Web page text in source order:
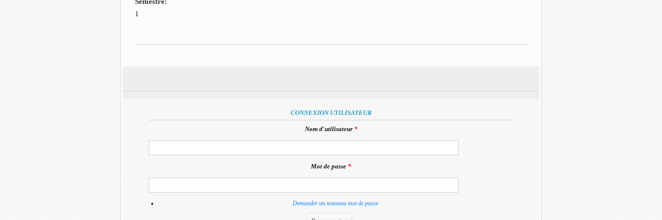
1
CONNEXION UTILISATEUR
Nom d'utilisateur *
Mot de passe *
Demander un nouveau mot de passe